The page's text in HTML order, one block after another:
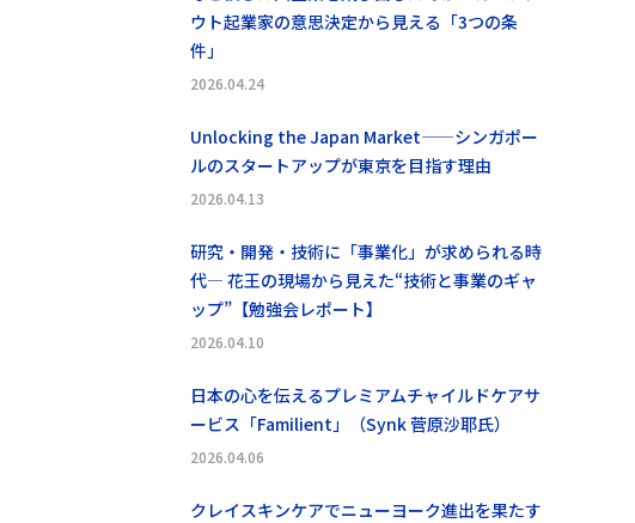
ウト起業家の意思決定から見える「3つの条
件」
2026.04.24
Unlocking the Japan Market——シンガポー
ルのスタートアップが東京を目指す理由
2026.04.13
研究・開発・技術に「事業化」が求められる時
代― 花王の現場から見えた“技術と事業のギャ
ップ”【勉強会レポート】
2026.04.10
日本の心を伝えるプレミアムチャイルドケアサ
ービス「Familient」（Synk 菅原沙耶氏）
2026.04.06
クレイスキンケアでニューヨーク進出を果たす